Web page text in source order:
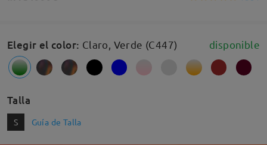
Elegir el color: Claro, Verde (C447) disponible
Talla
S Guía de Talla